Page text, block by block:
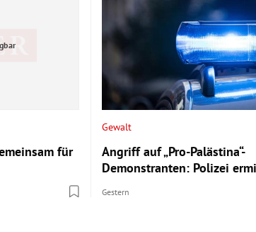
für
Gewalt
Angriff auf „Pro-Palästina“-
Demonstranten: Polizei
Gestern